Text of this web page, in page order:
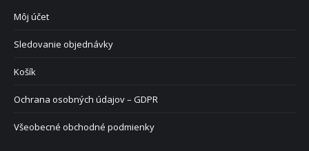
Môj účet
Sledovanie objednávky
Košík
Ochrana osobných údajov – GDPR
Všeobecné obchodné podmienky